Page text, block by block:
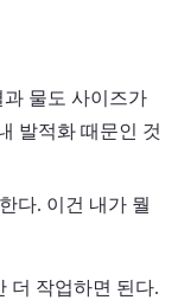
물도 사이즈가
발적화 때문인 것
다. 이건 내가 뭘
더 작업하면 된다.